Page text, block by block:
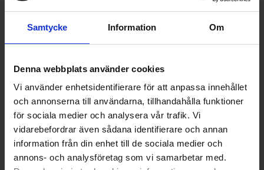
Samtycke Information Om
Denna webbplats använder cookies
Vi använder enhetsidentifierare för att anpassa innehållet
och annonserna till användarna, tillhandahålla funktioner
för sociala medier och analysera vår trafik. Vi
vidarebefordrar även sådana identifierare och annan
information från din enhet till de sociala medier och
annons- och analysföretag som vi samarbetar med.